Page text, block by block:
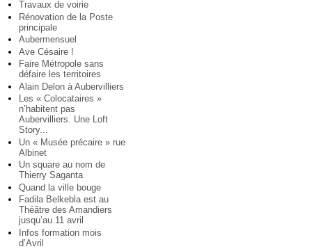
Travaux de voirie
Rénovation de la Poste
principale
Aubermensuel
Ave Césaire !
Faire Métropole sans
défaire les territoires
Alain Delon à Aubervilliers
Les « Colocataires »
n’habitent pas
Aubervilliers. Une Loft
Story...
Un « Musée précaire » rue
Albinet
Un square au nom de
Thierry Saganta
Quand la ville bouge
Fadila Belkebla est au
Théâtre des Amandiers
jusqu’au 11 avril
Infos formation mois
d’Avril